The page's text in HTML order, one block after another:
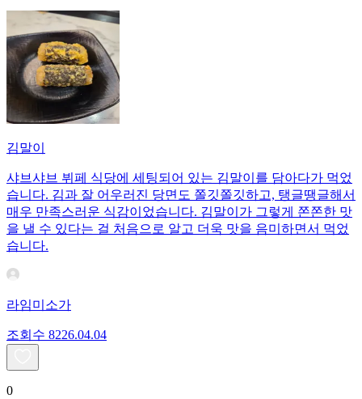
김말이
샤브샤브 뷔페 식당에 세팅되어 있는 김말이를 담아다가 먹었
습니다. 김과 잘 어우러진 당면도 쫄깃쫄깃하고, 탱글땡글해서
매우 만족스러운 식감이었습니다. 김말이가 그렇게 쫀쫀한 맛
을 낼 수 있다는 걸 처음으로 알고 더욱 맛을 음미하면서 먹었
습니다.
라임미소가
조회수 8226.04.04
0